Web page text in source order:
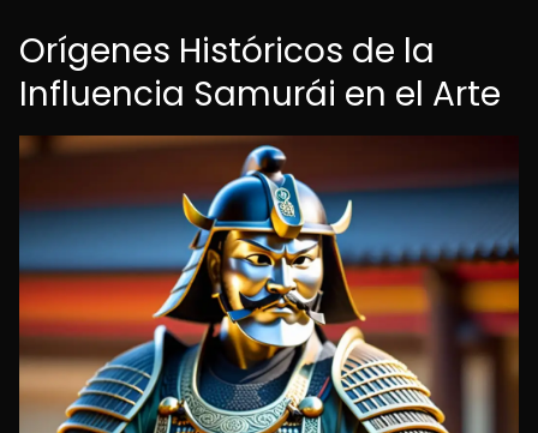
Orígenes Históricos de la
Influencia Samurái en el Arte